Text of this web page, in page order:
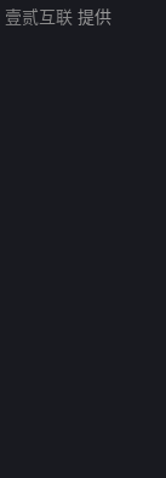
壹贰互联 提供